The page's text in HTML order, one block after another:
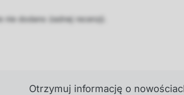
nie dodano żadnej recenzji.
Otrzymuj informację o